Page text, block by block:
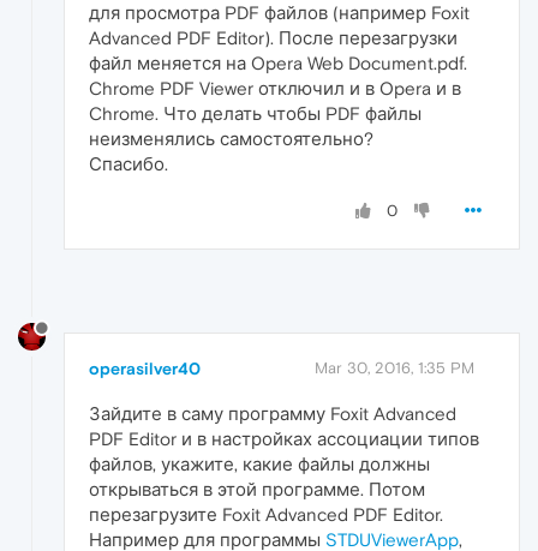
для просмотра PDF файлов (например Foxit
Advanced PDF Editor). После перезагрузки
файл меняется на Opera Web Document.pdf.
Chrome PDF Viewer отключил и в Opera и в
Chrome. Что делать чтобы PDF файлы
неизменялись самостоятельно?
Спасибо.
0
operasilver40 Mar 30, 2016, 1:35 PM
Зайдите в саму программу Foxit Advanced
PDF Editor и в настройках ассоциации типов
файлов, укажите, какие файлы должны
открываться в этой программе. Потом
перезагрузите Foxit Advanced PDF Editor.
Например для программы STDUViewerApp,